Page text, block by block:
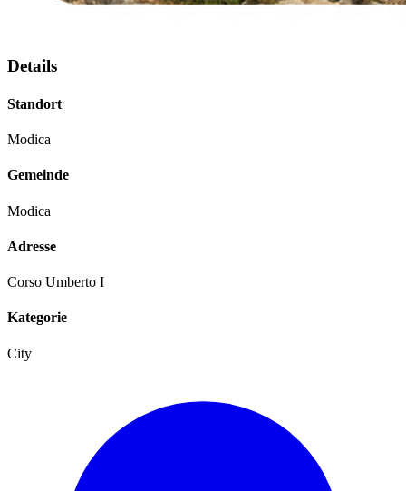
Details
Standort
Modica
Gemeinde
Modica
Adresse
Corso Umberto I
Kategorie
City